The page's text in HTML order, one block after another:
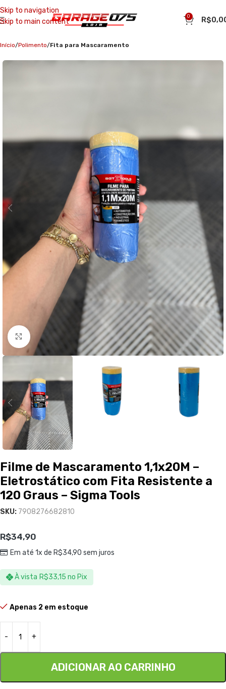
Skip to navigation
Skip to main content
0 R$
Início Polimento Fita para Mascaramento
Clique para ampliar
Filme de Mascaramento 1,1x20M –
Eletrostático com Fita Resistente a
120 Graus – Sigma Tools
SKU: 7908276682810
R$34,90
Em até 1x de R$34,90 sem juros
À vista R$33,15 no Pix
Apenas 2 em estoque
ADICIONAR AO CARRINHO